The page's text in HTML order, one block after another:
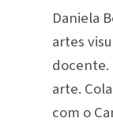
Daniela
artes
docente.
arte.
com o